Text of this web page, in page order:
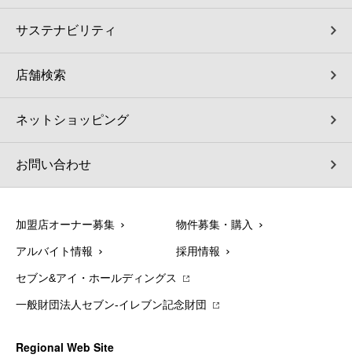
サステナビリティ
店舗検索
ネットショッピング
お問い合わせ
加盟店オーナー募集 物件募集・購入
アルバイト情報 採用情報
セブン&アイ・ホールディングス
一般財団法人セブン-イレブン記念財団
Regional Web Site